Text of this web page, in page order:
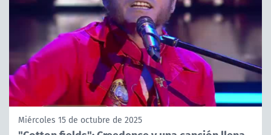
Miércoles 15 de octubre de 2025